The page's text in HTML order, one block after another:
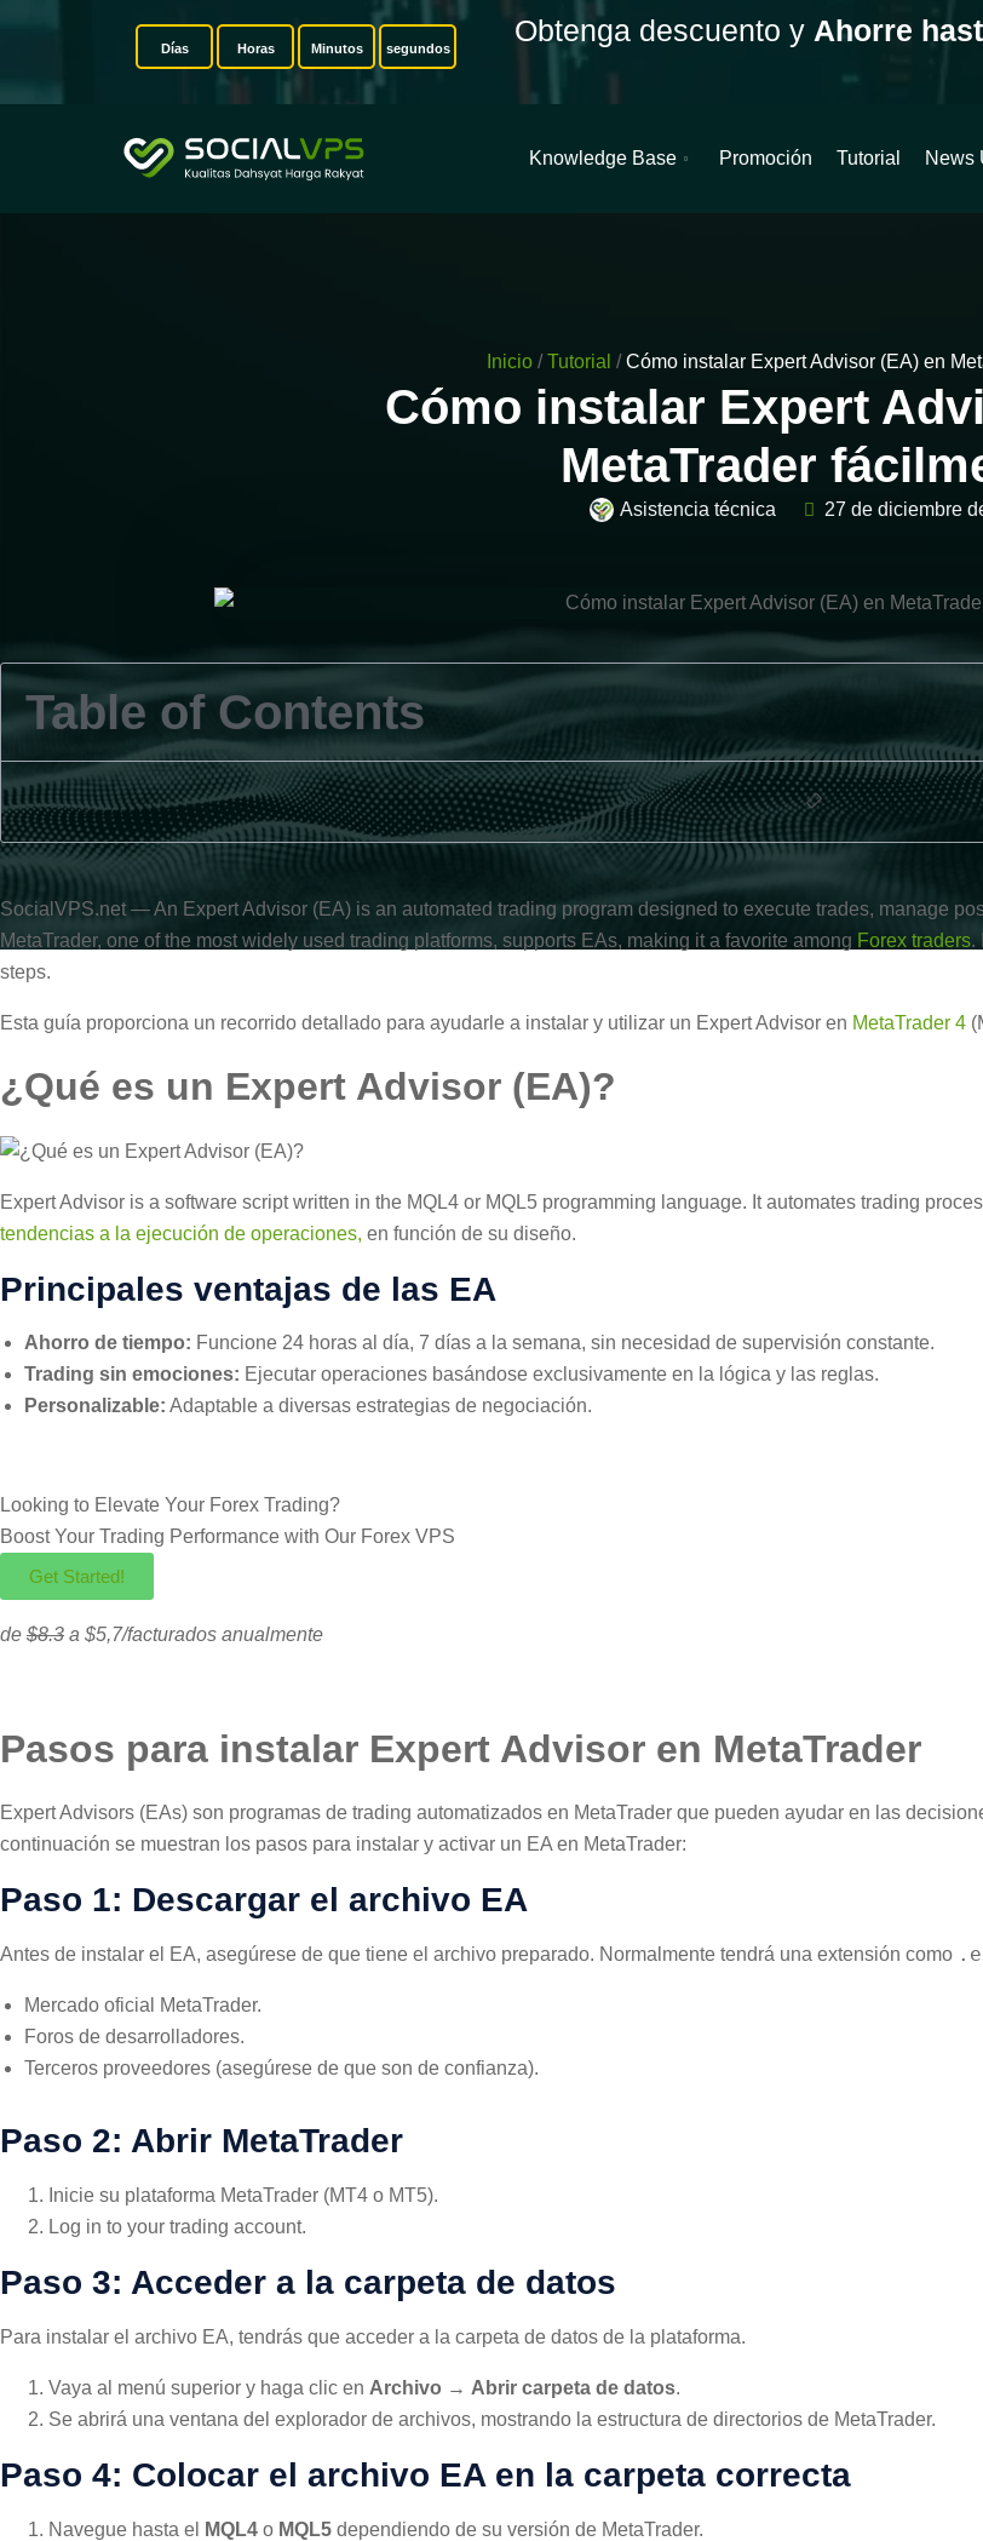
Días Horas Minutos segundos
Obtenga descuento y Ahorre
Knowledge Base Promoción Tutorial News
Inicio / Tutorial /Cómo instalar Expert Advisor (EA) en
Cómo instalar Expert
MetaTrader
Asistencia técnica 27 de diciembre
Table of Contents
SocialVPS.net — An Expert Advisor (EA) is an automated trading program designed to execute trades, manage
MetaTrader, one of the most widely used trading platforms, supports EAs, making it a favorite among Forex traders.
steps.
Esta guía proporciona un recorrido detallado para ayudarle a instalar y utilizar un Expert Advisor en MetaTrader 4
¿Qué es un Expert Advisor (EA)?
Expert Advisor is a software script written in the MQL4 or MQL5 programming language. It automates trading
tendencias a la ejecución de operaciones, en función de su diseño.
Principales ventajas de las EA
Ahorro de tiempo: Funcione 24 horas al día, 7 días a la semana, sin necesidad de supervisión constante.
Trading sin emociones: Ejecutar operaciones basándose exclusivamente en la lógica y las reglas.
Personalizable: Adaptable a diversas estrategias de negociación.
Looking to Elevate Your Forex Trading?
Boost Your Trading Performance with Our Forex VPS
Get Started!
de $8.3 a $5,7/facturados anualmente
Pasos para instalar Expert Advisor en MetaTrader
Expert Advisors (EAs) son programas de trading automatizados en MetaTrader que pueden ayudar en las
continuación se muestran los pasos para instalar y activar un EA en MetaTrader:
Paso 1: Descargar el archivo EA
Antes de instalar el EA, asegúrese de que tiene el archivo preparado. Normalmente tendrá una extensión como
Mercado oficial MetaTrader.
Foros de desarrolladores.
Terceros proveedores (asegúrese de que son de confianza).
Paso 2: Abrir MetaTrader
Inicie su plataforma MetaTrader (MT4 o MT5).
Log in to your trading account.
Paso 3: Acceder a la carpeta de datos
Para instalar el archivo EA, tendrás que acceder a la carpeta de datos de la plataforma.
Vaya al menú superior y haga clic en Archivo → Abrir carpeta de datos.
Se abrirá una ventana del explorador de archivos, mostrando la estructura de directorios de MetaTrader.
Paso 4: Colocar el archivo EA en la carpeta correcta
Navegue hasta el MQL4 o MQL5 dependiendo de su versión de MetaTrader.